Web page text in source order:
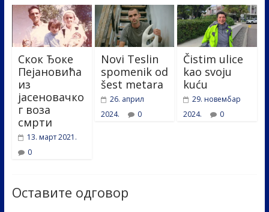
Скок Ђоке
Пејановића
из
јасеновачко
г воза
смрти
13. март 2021.
0
Novi Teslin
spomenik od
šest metara
26. април
2024.
0
Čistim ulice
kao svoju
kuću
29. новембар
2024.
0
Оставите одговор